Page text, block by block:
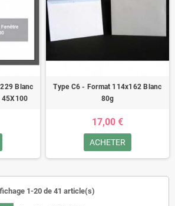
Blanc
45X100
Type C6 - Format 114x162 Blanc
80g
17,00 €
ACHETER
1-20 de 41 article(s)